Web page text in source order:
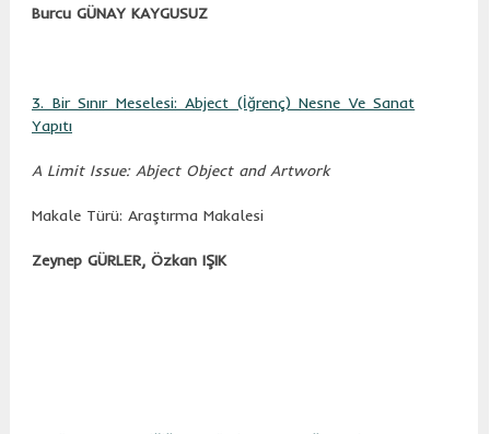
Burcu GÜNAY KAYGUSUZ
3. Bir Sınır Meselesi: Abject (İğrenç) Nesne Ve Sanat
Yapıtı
A Limit Issue: Abject Object and Artwork
Makale Türü: Araştırma Makalesi
Zeynep GÜRLER, Özkan IŞIK